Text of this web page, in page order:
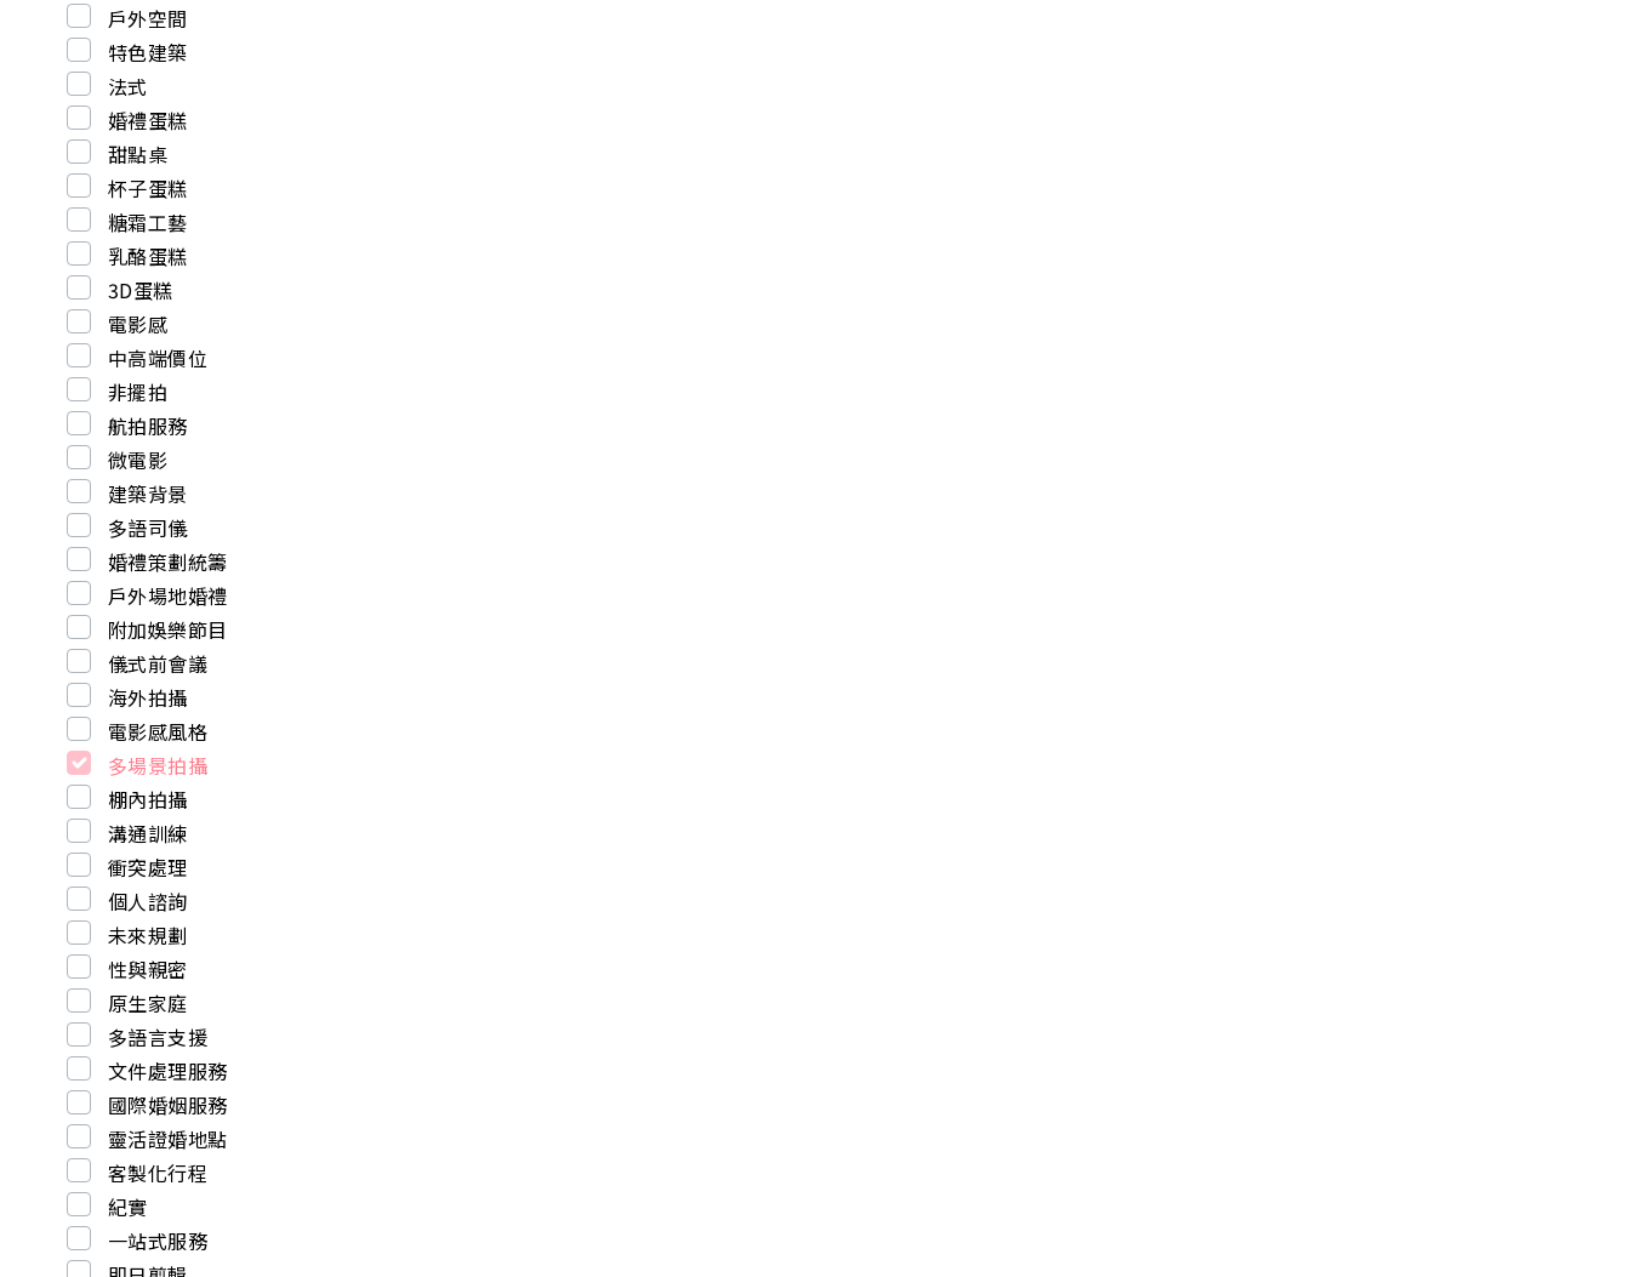
戶外空間
特色建築
法式
婚禮蛋糕
甜點桌
杯子蛋糕
糖霜工藝
乳酪蛋糕
3D蛋糕
電影感
中高端價位
非擺拍
航拍服務
微電影
建築背景
多語司儀
婚禮策劃統籌
戶外場地婚禮
附加娛樂節目
儀式前會議
海外拍攝
電影感風格
多場景拍攝
棚內拍攝
溝通訓練
衝突處理
個人諮詢
未來規劃
性與親密
原生家庭
多語言支援
文件處理服務
國際婚姻服務
靈活證婚地點
客製化行程
紀實
一站式服務